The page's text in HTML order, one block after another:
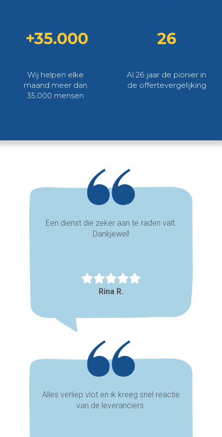
+35.000
Wij helpen elke
maand meer dan
35.000 mensen
26
Al 26 jaar de pionier in
de offertevergelijking
Een dienst die zeker aan te raden valt.
Dankjewel!
Rina R.
Alles verliep vlot en ik kreeg snel reactie
van de leveranciers.